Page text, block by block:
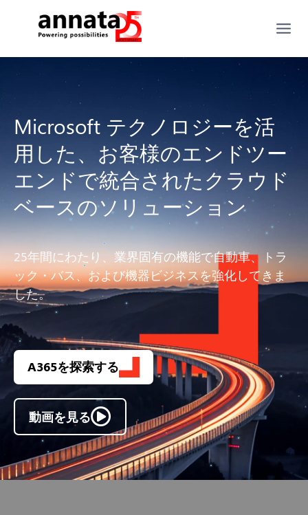
Microsoft テクノロジーを活
用した、お客様のエンドツー
エンドで統合されたクラウド
ベースのソリューション
25年間にわたり、業界固有の機能で自動車、トラ
ック・バス、および機器ビジネスを強化してきま
した。
A365を探索する
動画を見る